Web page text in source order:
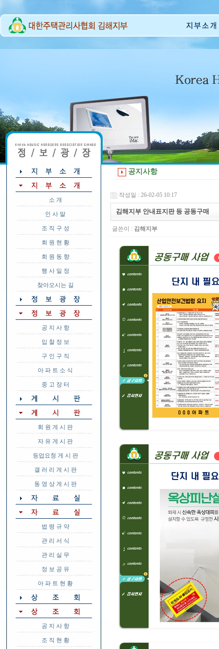
소 개
인 사 말
조 직 구 성
회 원 현 황
회 원 동 향
행 사 일 정
찾아오시는 길
공 지 사 항
입 찰 정 보
구 인 구 직
아 파 트 소 식
중 고 장 터
회 원 게 시 판
자 유 게 시 판
등업요청 게 시 판
갤 러 리 게 시 판
동 영 상 게 시 판
법 령 규 약
관 리 서 식
관 리 실 무
정 보 공 유
아 파 트 현 황
공 지 사 항
조 직 현 황
공지사항
작성일 : 26-02-05 10:17
김해지부 안내표지판 등 공동구매
글쓴이 : 김해지부